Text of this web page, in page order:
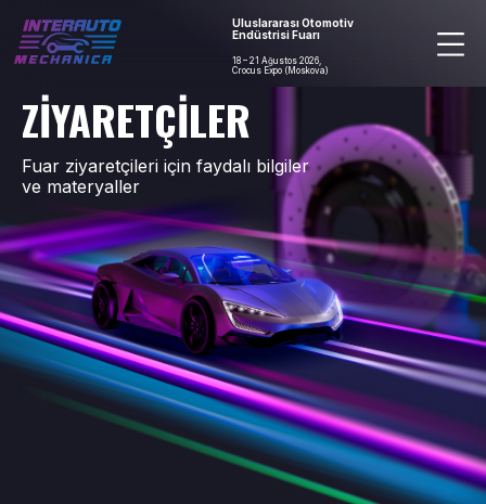
Uluslararası Otomotiv
Endüstrisi Fuarı
18 – 21 Ağustos 2026,
Crocus Expo (Moskova)
ZİYARETÇİLER
Fuar ziyaretçileri için faydalı bilgiler
ve materyaller